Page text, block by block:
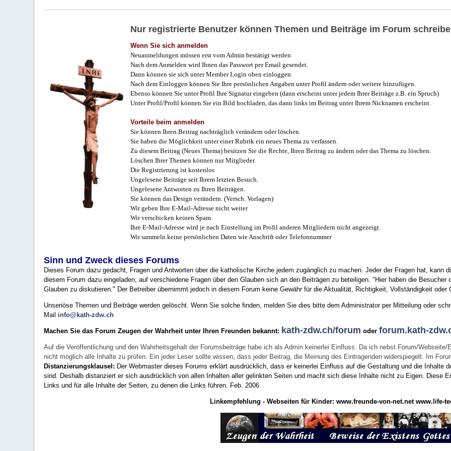
Nur registrierte Benutzer können Themen und Beiträge im Forum
Wenn Sie sich anmelden
Neuanmeldungen müssen erst vom Admin bestätigt werden
Nach dem Anmelden wird Ihnen das Passwort per Email gesendet.
Dann können sie sich unter Member Login oben einloggen.
Nach dem Einloggen können Sie Ihre persönlichen Angaben unter Profil ändern oder weitere hinzufügen.
Ebenso können Sie unter Profil Ihre Signatur eingeben (dann erscheint unter jedem Ihrer Beiträge z.B. ein Spruch)
Unter Profil/Profil können Sie ein Bild hochladen, das dann links im Beitrag unter Ihrem Nicknamen erscheint.
Vorteile beim anmelden
Sie können Ihren Beitrag nachträglich verändern oder löschen.
Sie haben die Möglichkeit unter einer Rubrik ein neues Thema zu verfassen.
Zu diesem Beitrag (Neues Thema) besitzen Sie die Rechte, Ihren Beitrag zu ändern oder das Thema zu löschen.
Löschen Ihrer Themen können nur Mitglieder.
Die Registrierung ist kostenlos
Ungelesene Beiträge seit Ihrem letzten Besuch.
Ungelesene Antworten zu Ihren Beiträgen.
Sie können das Design verändern. (Versch. Vorlagen)
Wir geben Ihre E-Mail-Adresse nicht weiter
Wir verschicken keinen Spam
Ihre E-Mail-Adresse wird je nach Einstellung im Profil anderen Mitgliedern nicht angezeigt.
Wir sammeln keine persönlichen Daten wie Anschrift oder Telefonnummer
Sinn und Zweck dieses Forums
Dieses Forum dazu gedacht, Fragen und Antworten über die katholische Kirche jedem zugänglich zu machen. Jeder der Fragen hat, kann
diesem Forum dazu eingeladen, auf verschiedene Fragen über den Glauben sich an den Beiträgen zu beteiligen. "Hier haben die
Glauben zu diskutieren." Der Betreiber übernimmt jedoch in diesem Forum keine Gewähr für die Aktualität, Richtigkeit, Vollständigkeit
Unseriöse Themen und Beiträge werden gelöscht. Wenn Sie solche finden, melden Sie dies bitte dem Administrator per Mitteilung oder
Mail info@kath-zdw.ch
Machen Sie das Forum Zeugen der Wahrheit unter Ihren Freunden bekannt: kath-zdw.ch/forum oderforum.kath-
Auf die Veröffentlichung und den Wahrheitsgehalt der Forumsbeiträge habe ich als Admin keinerlei Einfluss. Da ich nebst Forum/
nicht möglich alle Inhalte zu prüfen. Ein jeder Leser sollte wissen, dass jeder Beitrag, die Meinung des Eintragenden widerspiegelt. Im
Distanzierungsklausel: Der Webmaster dieses Forums erklärt ausdrücklich, dass er keinerlei Einfluss auf die Gestaltung und die Inhalte
sind. Deshalb distanziert er sich ausdrücklich von allen Inhalten aller gelinkten Seiten und macht sich diese Inhalte nicht zu Eigen. Diese
Links und für alle Inhalte der Seiten, zu denen die Links führen. Feb. 2006
Linkempfehlung - Webseiten für Kinder: www.freunde-von-net.net www.life-